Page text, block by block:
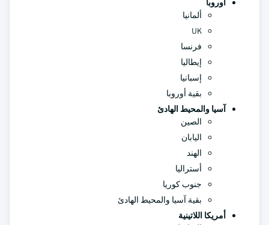
أوروبا
ألمانيا
UK
فرنسا
إيطاليا
إسبانيا
بقية أوروبا
آسيا والمحيط الهادئ
الصين
اليابان
الهند
أستراليا
جنوب كوريا
بقية آسيا والمحيط الهادئ
أمريكا اللاتينية